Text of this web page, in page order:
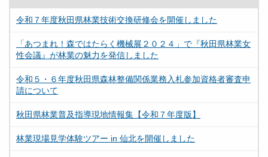
令和７年度秋田県林業技術交換研修会を開催しました
「あつまれ！森ではたらく機械展２０２４」で『秋田県林業女
性会議』が林業の魅力を発信しました
令和５・６年度秋田県森林整備関係業務入札参加資格者審査申
請について
秋田県林業普及指導現地情報集【令和７年度版】
林業現場見学体験ツアー in 仙北を開催しました